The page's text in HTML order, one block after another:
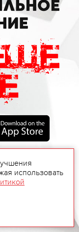
использовать